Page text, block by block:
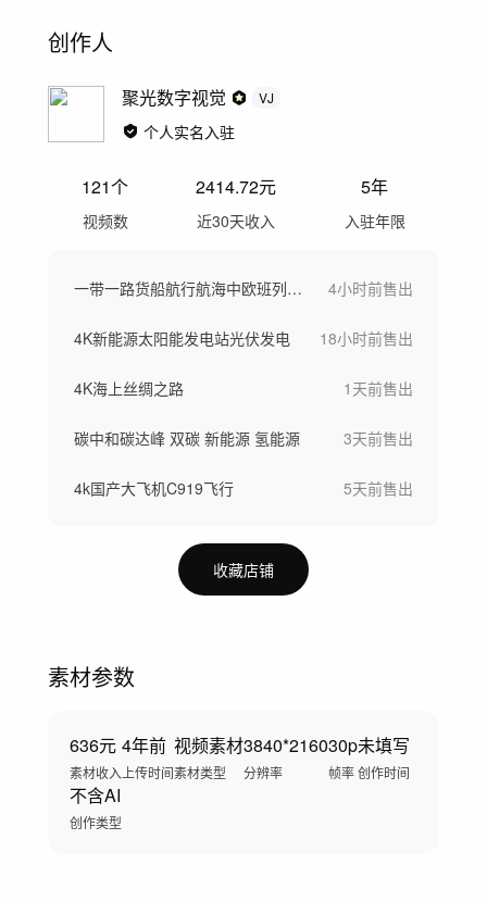
创作人
聚光数字视觉 VJ
个人实名入驻
121个
视频数
2414.72元
近30天收入
5年
入驻年限
一带一路货船航行航海中欧班列海上丝绸之路 4小时前售出
4K新能源太阳能发电站光伏发电 18小时前售出
4K海上丝绸之路 1天前售出
碳中和碳达峰 双碳 新能源 氢能源 3天前售出
4k国产大飞机C919飞行 5天前售出
收藏店铺
素材参数
636元
素材收入
4年前
上传时间
视频素材
素材类型
3840*2160
分辨率
30p
帧率
未填写
创作时间
不含AI
创作类型